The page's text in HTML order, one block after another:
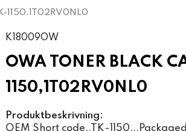
1150,1T02RV0NL0
K18009OW
OWA TONER BLACK
1150,1T02RV0NL0
Produktbeskrivning:
OEM Short code,,TK-